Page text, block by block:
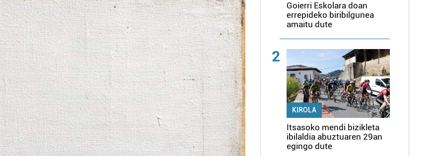
Goierri Eskolara doan
errepideko biribilgunea
amaitu dute
2
KIROLA
Itsasoko mendi bizikleta
ibilaldia abuztuaren 29an
egingo dute